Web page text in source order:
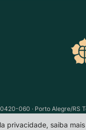
060 · Porto Alegre/RS
privacidade, saiba mais